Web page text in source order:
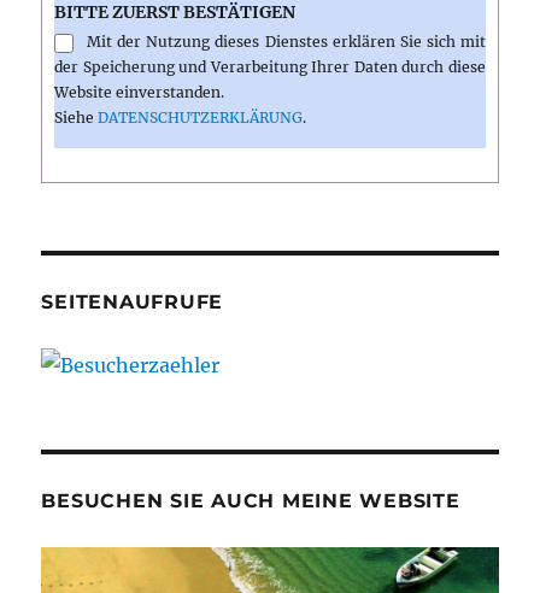
BITTE ZUERST BESTÄTIGEN
Mit der Nutzung dieses Dienstes erklären Sie sich mit
der Speicherung und Verarbeitung Ihrer Daten durch diese
Website einverstanden.
SieheDATENSCHUTZERKLÄRUNG.
SEITENAUFRUFE
BESUCHEN SIE AUCH MEINE WEBSITE